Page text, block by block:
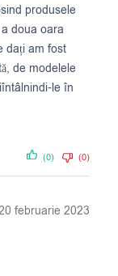
produsele
doua oara
dați am fost
de modelele
le în
(0) (0)
februarie 2023